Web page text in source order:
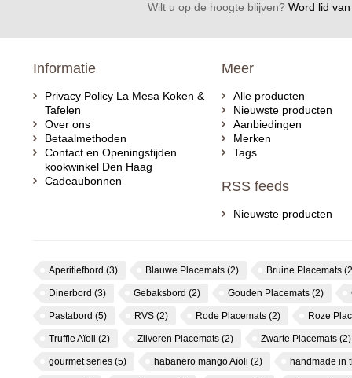
Wilt u op de hoogte blijven?Word lid van
Informatie
Privacy Policy La Mesa Koken &
Tafelen
Over ons
Betaalmethoden
Contact en Openingstijden
kookwinkel Den Haag
Cadeaubonnen
Meer
Alle producten
Nieuwste producten
Aanbiedingen
Merken
Tags
RSS feeds
Nieuwste producten
Aperitiefbord (3) Blauwe Placemats (2) Bruine Placemats
Dinerbord (3) Gebaksbord (2) Gouden Placemats (2)
Pastabord (5) RVS (2) Rode Placemats (2) Roze
Truffle Aïoli (2) Zilveren Placemats (2) Zwarte Placemats (2)
gourmet series (5) habanero mango Aïoli (2) handmade in